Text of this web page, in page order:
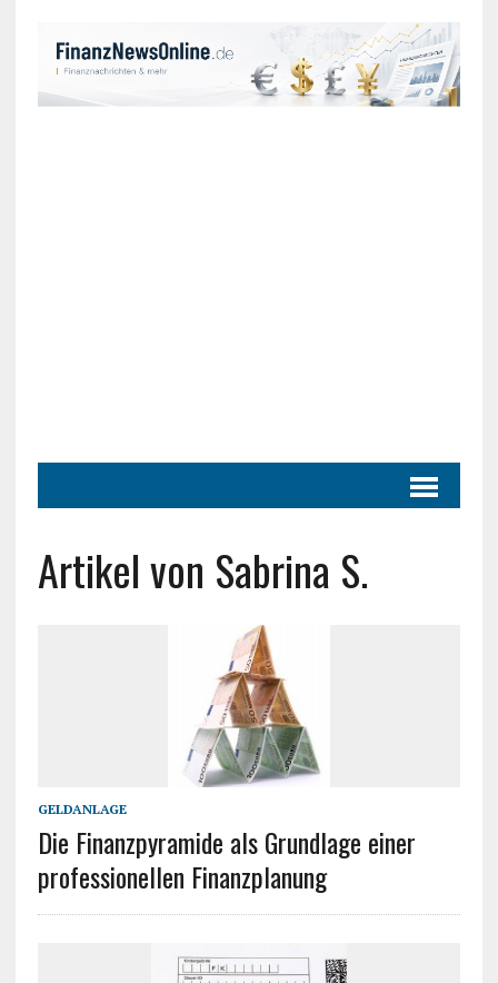
Artikel von Sabrina S.
GELDANLAGE
Die Finanzpyramide als Grundlage einer
professionellen Finanzplanung